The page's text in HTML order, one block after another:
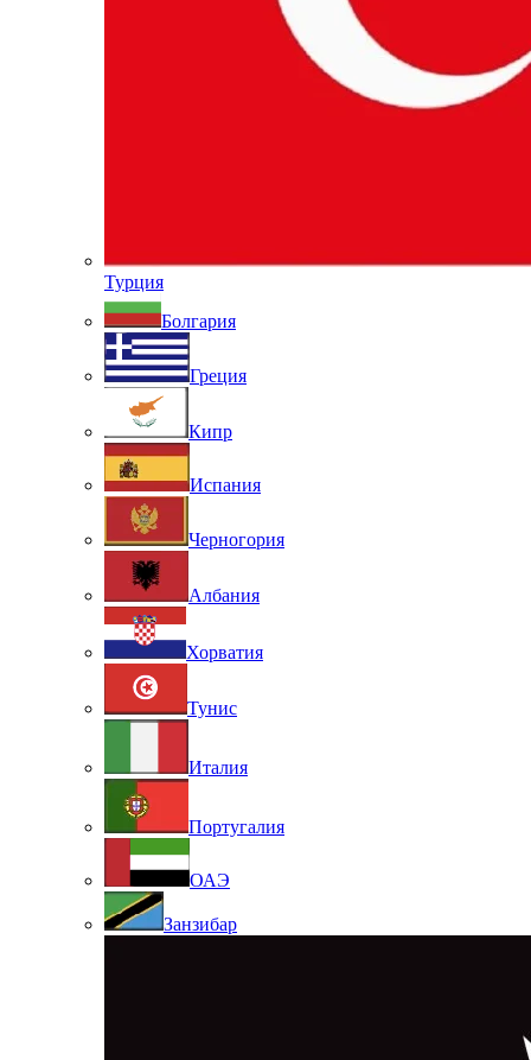
Турция
Болгария
Греция
Кипр
Испания
Черногория
Албания
Хорватия
Тунис
Италия
Португалия
ОАЭ
Занзибар